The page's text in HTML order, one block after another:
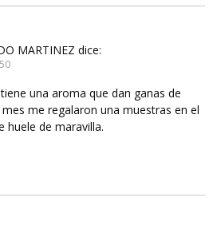
MARTINEZ dice:
una aroma que dan ganas de
me regalaron una muestras en el
huele de maravilla.